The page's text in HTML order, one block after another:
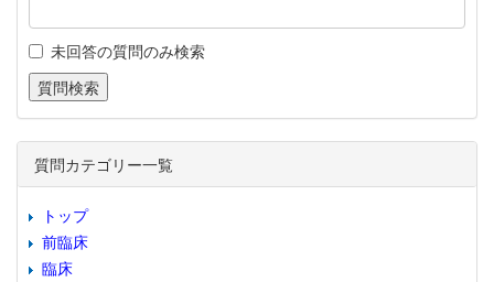
未回答の質問のみ検索
質問カテゴリー一覧
トップ
前臨床
臨床